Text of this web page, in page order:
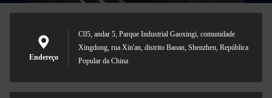
Endereço
C05, andar 5, Parque Industrial Gaoxingi, comunidade
Xingdong, rua Xin'an, distrito Baoan, Shenzhen, República
Popular da China